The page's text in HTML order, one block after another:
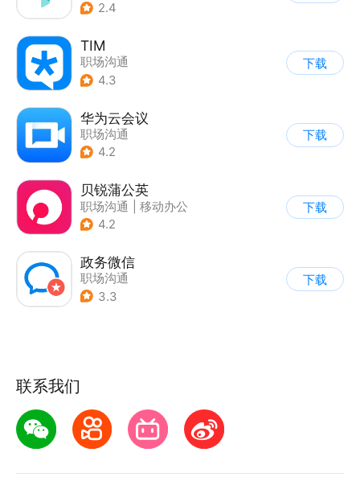
2.4
TIM
职场沟通
4.3
下载
华为云会议
职场沟通
4.2
下载
贝锐蒲公英
职场沟通
移动办公
4.2
下载
政务微信
职场沟通
3.3
下载
联系我们